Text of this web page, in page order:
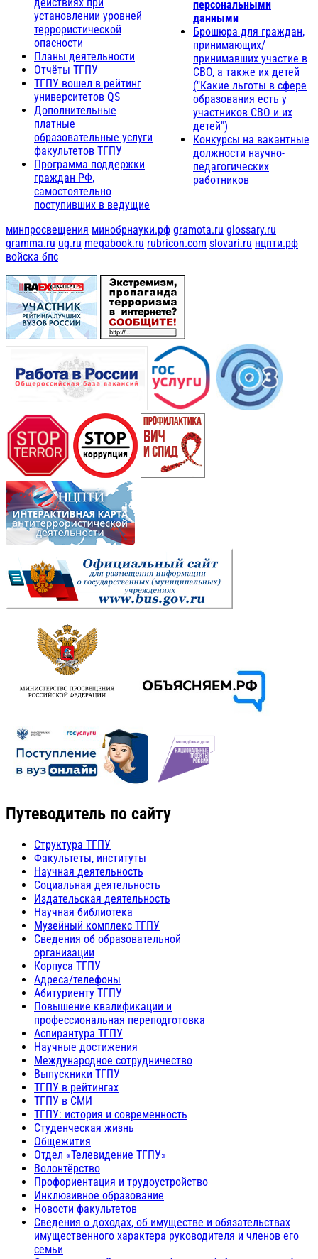
установлении уровней
террористической
опасности
Планы деятельности
Отчёты ТГПУ
ТГПУ вошел в рейтинг
университетов QS
Дополнительные
платные
образовательные услуги
факультетов ТГПУ
Программа поддержки
граждан РФ,
самостоятельно
поступивших в ведущие
персональными
данными
Брошюра для граждан,
принимающих/
принимавших участие в
СВО, а также их детей
("Какие льготы в сфере
образования есть у
участников СВО и их
детей")
Конкурсы на вакантные
должности научно-
педагогических
работников
минпросвещения минобрнауки.рф gramota.ru glossary.ru
gramma.ru ug.ru megabook.ru rubricon.com slovari.ru нцпти.рф
войска бпс
Путеводитель по сайту
Структура ТГПУ
Факультеты, институты
Научная деятельность
Социальная деятельность
Издательская деятельность
Научная библиотека
Музейный комплекс ТГПУ
Сведения об образовательной
организации
Корпуса ТГПУ
Адреса/телефоны
Абитуриенту ТГПУ
Повышение квалификации и
профессиональная переподготовка
Аспирантура ТГПУ
Научные достижения
Международное сотрудничество
Выпускники ТГПУ
ТГПУ в рейтингах
ТГПУ в СМИ
ТГПУ: история и современность
Студенческая жизнь
Общежития
Отдел «Телевидение ТГПУ»
Волонтёрство
Профориентация и трудоустройство
Инклюзивное образование
Новости факультетов
Сведения о доходах, об имуществе и обязательствах
имущественного характера руководителя и членов его
семьи